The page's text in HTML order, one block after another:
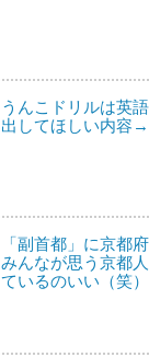
うんこドリルは英
出してほしい内容→
「副首都」に京都
みんなが思う京都
ているのいい（笑）